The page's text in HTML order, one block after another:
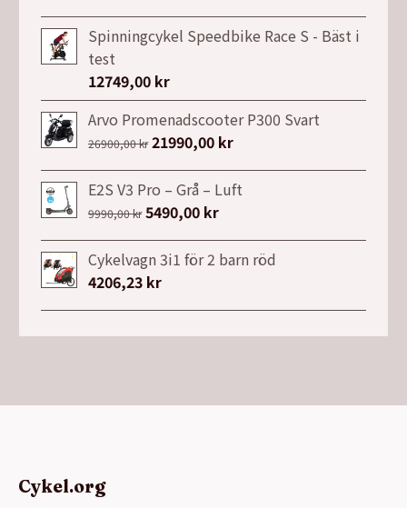
Spinningcykel Speedbike Race S - Bäst i
test
12749,00 kr
Arvo Promenadscooter P300 Svart
26900,00kr Det
priset
var:
21990,00 krDet
priset
E2S V3 Pro – Grå – Luft
9990,00kr Det
priset
var:
5490,00 krDet
priset
Cykelvagn 3i1 för 2 barn röd
4206,23 kr
Cykel.org